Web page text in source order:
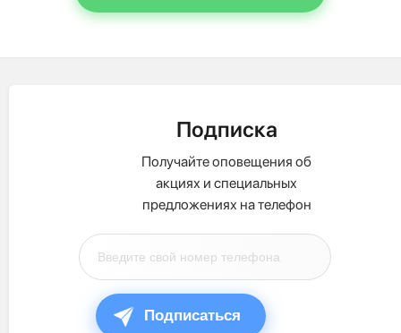
Подписка
Получайте оповещения об
акциях и специальных
предложениях на телефон
Подписаться